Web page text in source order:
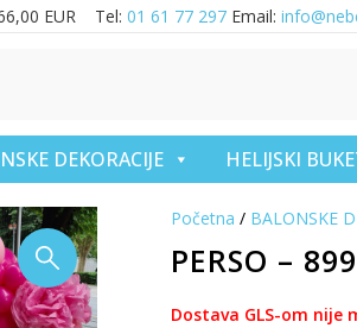
EUR Tel: 01 61 77 297 Email:
DEKORACIJE HELIJSKI
Početna / BALONSKE
PERSO – 899
Dostava GLS-om nije